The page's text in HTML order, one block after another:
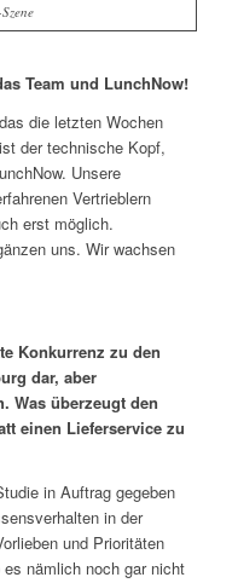
Team und LunchNow!
die letzten Wochen
der technische Kopf,
Unsere
Vertrieblern
erst möglich.
uns. Wir wachsen
Konkurrenz zu den
dar, aber
Was überzeugt den
einen Lieferservice zu
in Auftrag gegeben
in der
und Prioritäten
nämlich noch gar nicht